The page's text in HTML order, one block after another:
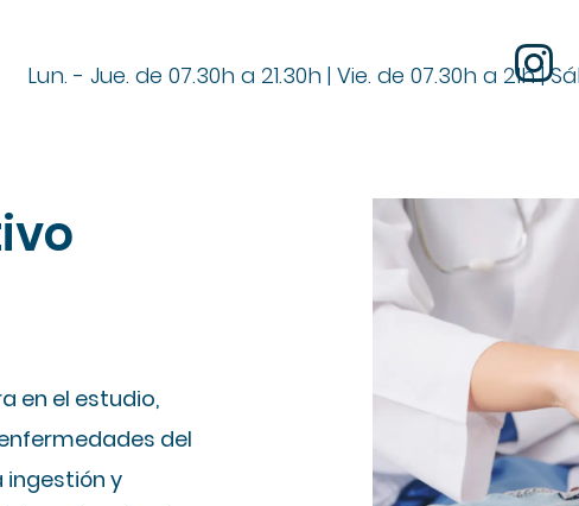
Lun. - Jue. de 07.30h a 21.30h | Vie. de 07.30h a 21h |
en el estudio,
del
ingestión y